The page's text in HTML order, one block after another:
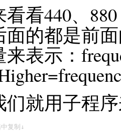
看440、
面的都是前
表示：
们就用子程
复制↓